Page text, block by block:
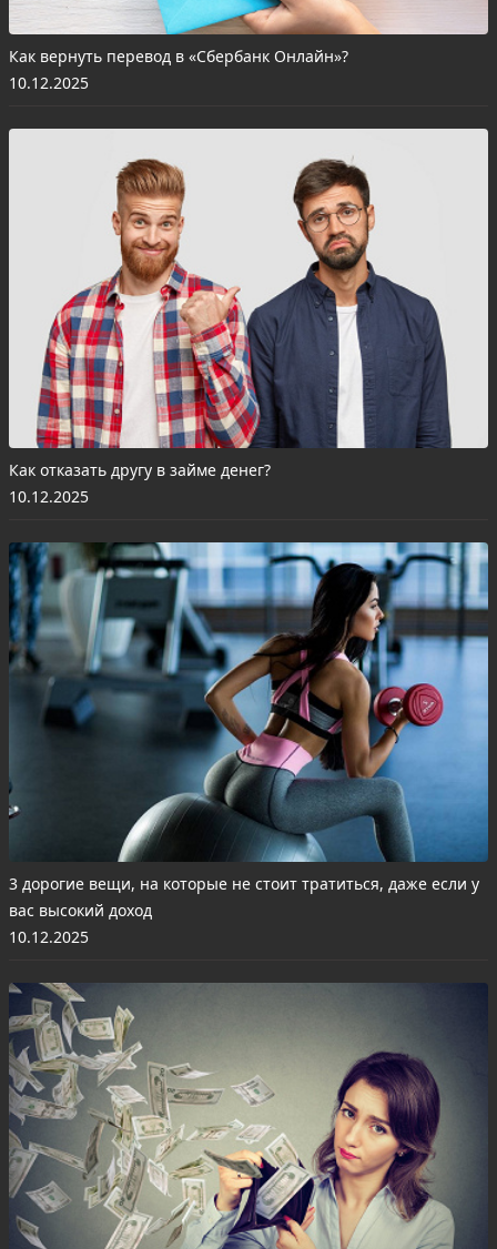
Как вернуть перевод в «Сбербанк Онлайн»?
10.12.2025
Как отказать другу в займе денег?
10.12.2025
3 дорогие вещи, на которые не стоит тратиться, даже если у
вас высокий доход
10.12.2025